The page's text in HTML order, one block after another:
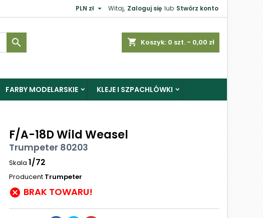
Witaj, Zaloguj się lub Stwórz konto
PLN zł 
shopping_cart Koszyk: 0 szt. - 0,00 zł

FARBY MODELARSKIE KLEJE I SZPACHLÓWKI
F/A-18D Wild Weasel
Trumpeter 80203
Skala 1/72
Producent Trumpeter
 BRAK TOWARU!